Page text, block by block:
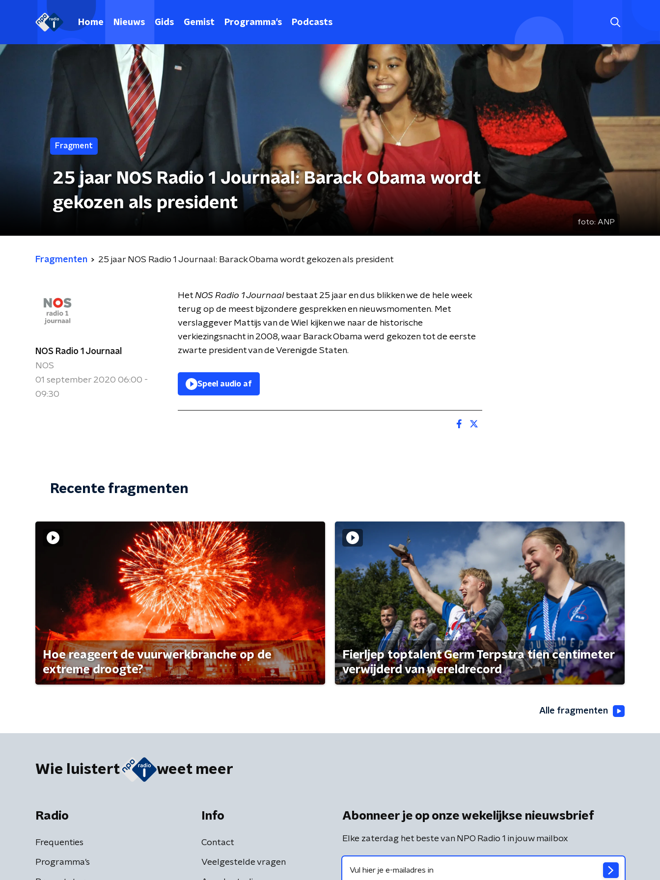
Home Nieuws Gids Gemist Programma's Podcasts
Fragment
25 jaar NOS Radio 1 Journaal: Barack Obama wordt
gekozen als president
foto: ANP
Fragmenten 25 jaar NOS Radio 1 Journaal: Barack Obama wordt gekozen als president
NOS Radio 1 Journaal
NOS
01 september 2020 06:00 -
09:30
Het NOS Radio 1 Journaal bestaat 25 jaar en dus blikken we de hele week
terug op de meest bijzondere gesprekken en nieuwsmomenten. Met
verslaggever Mattijs van de Wiel kijken we naar de historische
verkiezingsnacht in 2008, waar Barack Obama werd gekozen tot de eerste
zwarte president van de Verenigde Staten.
Speel audio af
Recente fragmenten
Hoe reageert de vuurwerkbranche op de
extreme droogte?
Fierljep toptalent Germ Terpstra tien centimeter
verwijderd van wereldrecord
Alle fragmenten
Wie luistert weet meer
Radio
Frequenties
Programma's
Info
Contact
Veelgestelde vragen
Abonneer je op onze wekelijkse nieuwsbrief
Elke zaterdag het beste van NPO Radio 1 in jouw mailbox